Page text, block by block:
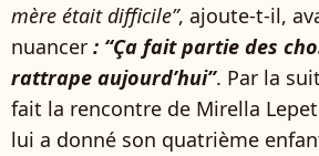
mère était difficile”, ajoute-t-il,
nuancer : “Ça fait partie des
rattrape aujourd’hui”. Par la
fait la rencontre de Mirella
lui a donné son quatrième